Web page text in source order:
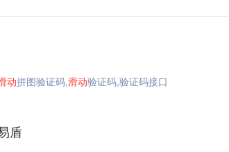
动拼图验证码,滑动验证码,验证码接口
盾